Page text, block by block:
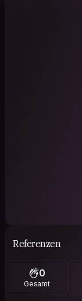
Referenzen
0
Gesamt